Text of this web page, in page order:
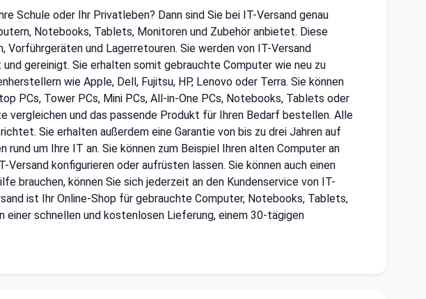
Schule oder Ihr Privatleben? Dann sind Sie bei IT-Versand genau
Notebooks, Tablets, Monitoren und Zubehör anbietet. Diese
und Lagerretouren. Sie werden von IT-Versand
gereinigt. Sie erhalten somit gebrauchte Computer wie neu zu
wie Apple, Dell, Fujitsu, HP, Lenovo oder Terra. Sie können
PCs, Tower PCs, Mini PCs, All-in-One PCs, Notebooks, Tablets oder
vergleichen und das passende Produkt für Ihren Bedarf bestellen. Alle
Sie erhalten außerdem eine Garantie von bis zu drei Jahren auf
um Ihre IT an. Sie können zum Beispiel Ihren alten Computer an
konfigurieren oder aufrüsten lassen. Sie können auch einen
brauchen, können Sie sich jederzeit an den Kundenservice von IT-
ist Ihr Online-Shop für gebrauchte Computer, Notebooks, Tablets,
schnellen und kostenlosen Lieferung, einem 30-tägigen